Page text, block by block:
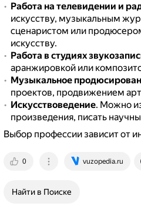
Работа на телевидении и
искусству, музыкальным
сценаристом или
искусству.
Работа в студиях
аранжировкой или
Музыкальное
проектов, продвижением
Искусствоведение. Можно
произведения, писать
Выбор профессии зависит от
0 vuzopedia.ru
Найти в Поиске